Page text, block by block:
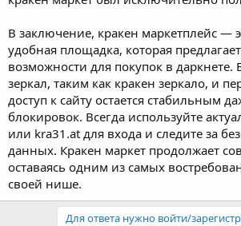
В заключение, кракен маркетплейс —
удобная площадка, которая
возможности для покупок в даркнете.
зеркал, таким как кракен зеркало, и
доступ к сайту остается стабильным
блокировок. Всегда используйте
или kra31.at для входа и следите за
данных. Кракен маркет продолжает
оставаясь одним из самых
своей нише.
Для ответа нужно войти/